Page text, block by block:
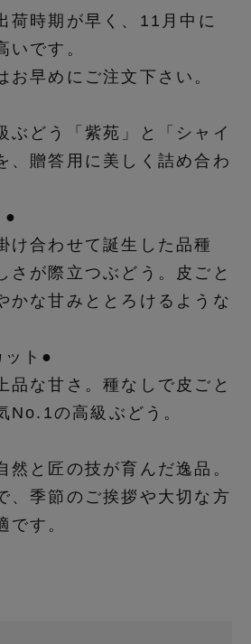
荷時期が早く、11月中に
いです。
お早めにご注文下さい。
ぶどう「紫苑」と「シャイ
、贈答用に美しく詰め合わ
●
け合わせて誕生した品種
さが際立つぶどう。皮ごと
かな甘みととろけるような
ット●
品な甘さ。種なしで皮ごと
No.1の高級ぶどう。
然と匠の技が育んだ逸品。
、季節のご挨拶や大切な方
です。